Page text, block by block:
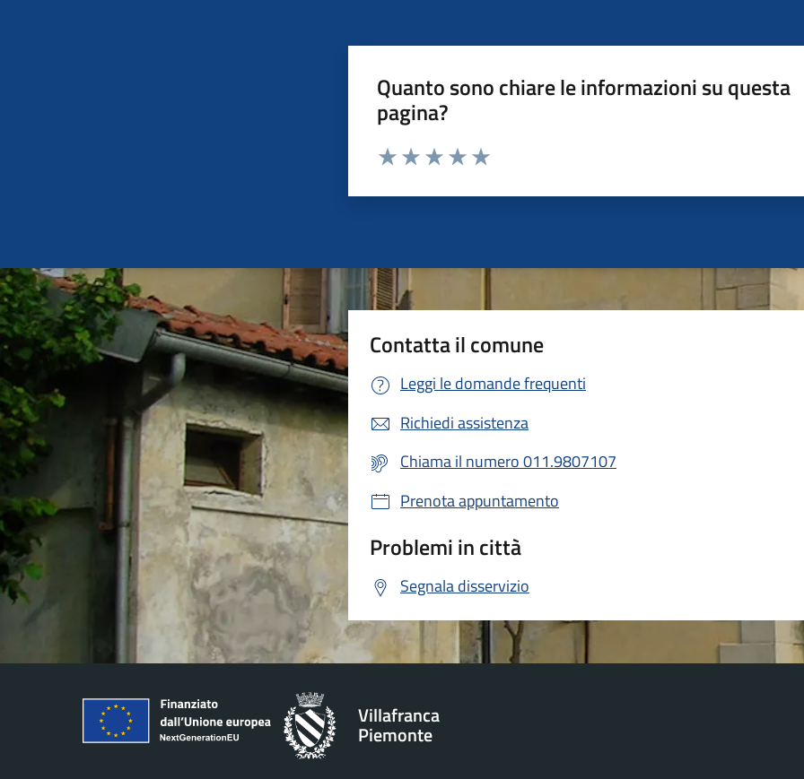
Quanto sono chiare le informazioni su questa
pagina?
Valuta da 1 a 5 stelle la pagina
Contatta il comune
Leggi le domande frequenti
Richiedi assistenza
Chiama il numero 011.9807107
Prenota appuntamento
Problemi in città
Segnala disservizio
Villafranca
Piemonte